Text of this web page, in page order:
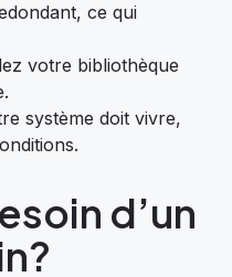
ce qui
votre bibliothèque
système doit vivre,
d’un